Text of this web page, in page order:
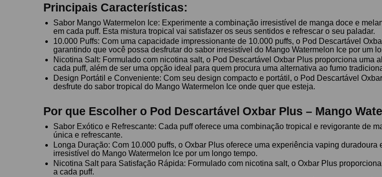
Principais Características:
Sabor Mango Watermelon Ice: Experimente a combinação irresistível de manga doce e
em cada puff. Esta mistura tropical vai satisfazer os seus sentidos e refrescar o seu paladar.
10.000 Puffs: Com uma capacidade impressionante de 10.000 puffs, o Pod Descartável
garantindo que você possa desfrutar do sabor irresistível do Mango Watermelon Ice por um
Nicotina Salt: Formulado com nicotina salt, o Pod Descartável Oxbar Plus proporciona uma
cada puff, além de ser uma opção ideal para quem procura uma alternativa ao fumo
Design Portátil e Conveniente: Com seu design compacto e portátil, o Pod Descartável
desfrute do sabor tropical do Mango Watermelon Ice onde quer que esteja.
Por que Escolher o Pod Descartável Oxbar Plus – Mango
Sabor Exótico e Refrescante: Cada puff oferece uma combinação tropical e revigorante de
única e refrescante.
Longa Duração: Com 10.000 puffs, o Oxbar Plus oferece uma experiência vaping
irresistível do Mango Watermelon Ice por um longo tempo.
Nicotina Salt para Satisfação Rápida: Formulado com nicotina salt, o Oxbar Plus
a cada puff.